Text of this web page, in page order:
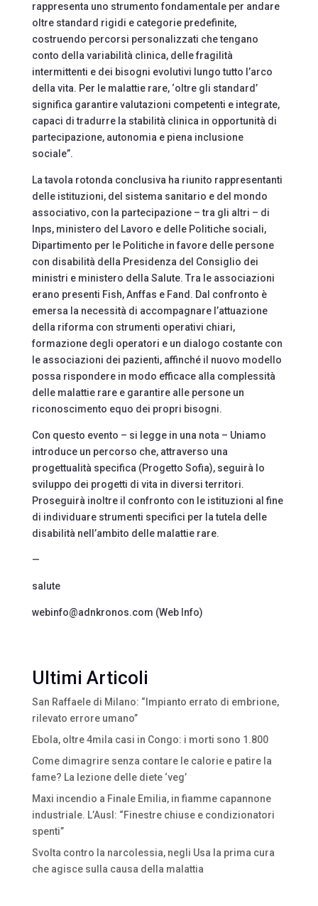
rappresenta uno strumento fondamentale per andare
oltre standard rigidi e categorie predefinite,
costruendo percorsi personalizzati che tengano
conto della variabilità clinica, delle fragilità
intermittenti e dei bisogni evolutivi lungo tutto l’arco
della vita. Per le malattie rare, ‘oltre gli standard’
significa garantire valutazioni competenti e integrate,
capaci di tradurre la stabilità clinica in opportunità di
partecipazione, autonomia e piena inclusione
sociale”.
La tavola rotonda conclusiva ha riunito rappresentanti
delle istituzioni, del sistema sanitario e del mondo
associativo, con la partecipazione – tra gli altri – di
Inps, ministero del Lavoro e delle Politiche sociali,
Dipartimento per le Politiche in favore delle persone
con disabilità della Presidenza del Consiglio dei
ministri e ministero della Salute. Tra le associazioni
erano presenti Fish, Anffas e Fand. Dal confronto è
emersa la necessità di accompagnare l’attuazione
della riforma con strumenti operativi chiari,
formazione degli operatori e un dialogo costante con
le associazioni dei pazienti, affinché il nuovo modello
possa rispondere in modo efficace alla complessità
delle malattie rare e garantire alle persone un
riconoscimento equo dei propri bisogni.
Con questo evento – si legge in una nota – Uniamo
introduce un percorso che, attraverso una
progettualità specifica (Progetto Sofia), seguirà lo
sviluppo dei progetti di vita in diversi territori.
Proseguirà inoltre il confronto con le istituzioni al fine
di individuare strumenti specifici per la tutela delle
disabilità nell’ambito delle malattie rare.
—
salute
webinfo@adnkronos.com (Web Info)
Ultimi Articoli
San Raffaele di Milano: “Impianto errato di embrione,
rilevato errore umano”
Ebola, oltre 4mila casi in Congo: i morti sono 1.800
Come dimagrire senza contare le calorie e patire la
fame? La lezione delle diete ‘veg’
Maxi incendio a Finale Emilia, in fiamme capannone
industriale. L’Ausl: “Finestre chiuse e condizionatori
spenti”
Svolta contro la narcolessia, negli Usa la prima cura
che agisce sulla causa della malattia